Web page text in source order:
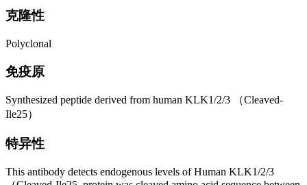
克隆性
Polyclonal
免疫原
Synthesized peptide derived from human KLK1/2/3 （Cleaved-
Ile25）
特异性
This antibody detects endogenous levels of Human KLK1/2/3